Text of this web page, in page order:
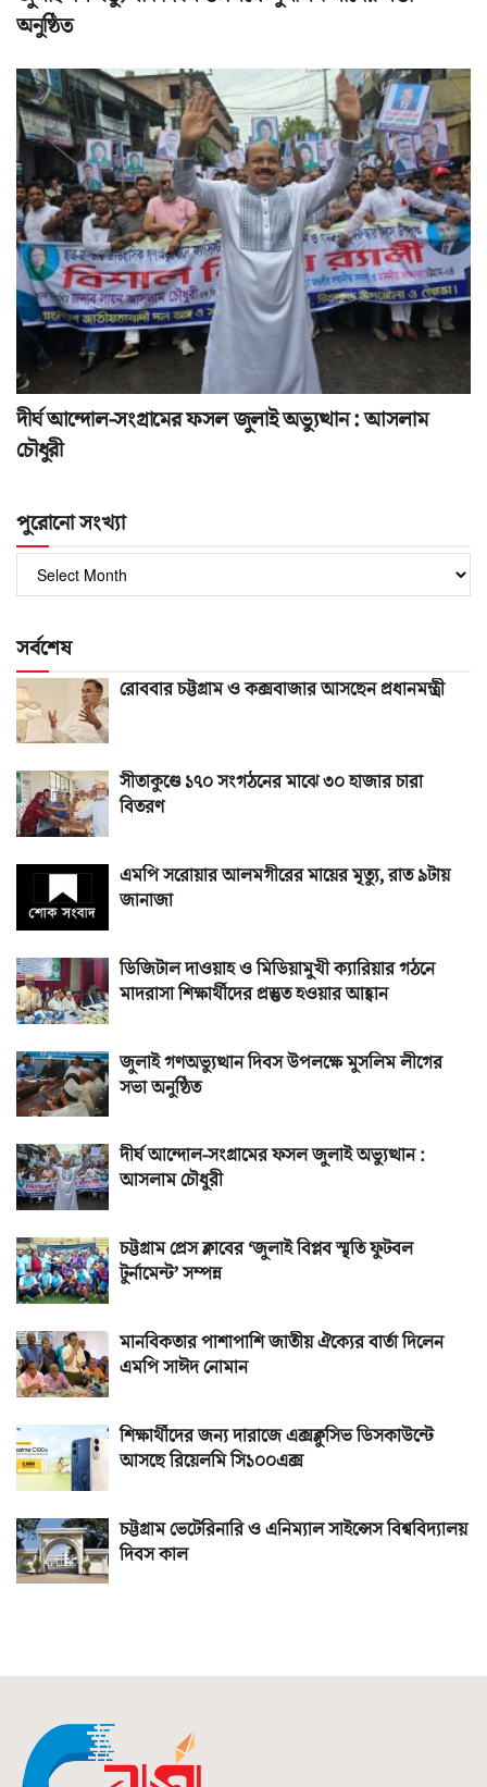
অনুষ্ঠিত
দীর্ঘ আন্দোল-সংগ্রামের ফসল জুলাই অভ্যুত্থান : আসলাম
চৌধুরী
পুরোনো সংখ্যা
সংখ্যা
সর্বশেষ
রোববার চট্টগ্রাম ও কক্সবাজার আসছেন প্রধানমন্ত্রী
সীতাকুণ্ডে ১৭০ সংগঠনের মাঝে ৩০ হাজার চারা
বিতরণ
এমপি সরোয়ার আলমগীরের মায়ের মৃত্যু, রাত ৯টায়
জানাজা
ডিজিটাল দাওয়াহ ও মিডিয়ামুখী ক্যারিয়ার গঠনে
মাদরাসা শিক্ষার্থীদের প্রস্তুত হওয়ার আহ্বান
জুলাই গণঅভ্যুত্থান দিবস উপলক্ষে মুসলিম লীগের
সভা অনুষ্ঠিত
দীর্ঘ আন্দোল-সংগ্রামের ফসল জুলাই অভ্যুত্থান :
আসলাম চৌধুরী
চট্টগ্রাম প্রেস ক্লাবের ‘জুলাই বিপ্লব স্মৃতি ফুটবল
টুর্নামেন্ট’ সম্পন্ন
মানবিকতার পাশাপাশি জাতীয় ঐক্যের বার্তা দিলেন
এমপি সাঈদ নোমান
শিক্ষার্থীদের জন্য দারাজে এক্সক্লুসিভ ডিসকাউন্টে
আসছে রিয়েলমি সি১০০এক্স
চট্টগ্রাম ভেটেরিনারি ও এনিম্যাল সাইন্সেস বিশ্ববিদ্যালয়
দিবস কাল